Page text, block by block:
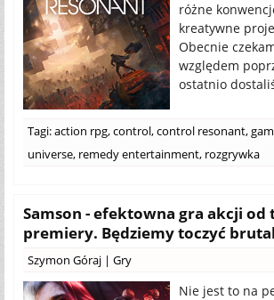
różne
kreatywne
Obecnie
względem
ostatnio
Tagi:action rpg,control,control resonant,
universe, remedy entertainment, rozgrywka
Samson - efektowna gra akcji
premiery. Będziemy toczyć
Szymon Góraj | Gry
Nie jest to na